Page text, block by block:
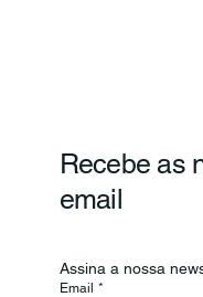
Recebe as
email
Assina a nossa
Email *